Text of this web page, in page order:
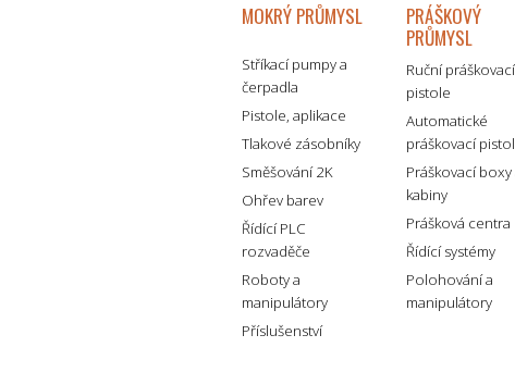
MOKRÝ PRŮMYSL
Stříkací pumpy a
čerpadla
Pistole, aplikace
Tlakové zásobníky
Směšování 2K
Ohřev barev
Řídící PLC
rozvaděče
Roboty a
manipulátory
Příslušenství
PRÁŠKOVÝ
PRŮMYSL
Ruční práškovací
pistole
Automatické
práškovací
Práškovací boxy
kabiny
Prášková centra
Řídící systémy
Polohování a
manipulátory